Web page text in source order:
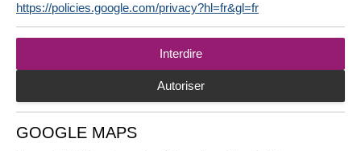
https://policies.google.com/privacy?hl=fr&gl=fr
Interdire
Autoriser
GOOGLE MAPS